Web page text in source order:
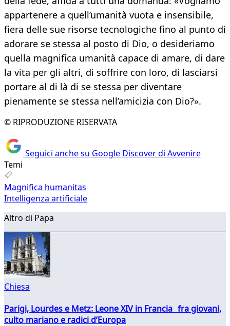
appartenere a quell’umanità vuota e insensibile,
fiera delle sue risorse tecnologiche fino al punto di
adorare se stessa al posto di Dio, o desideriamo
quella magnifica umanità capace di amare, di dare
la vita per gli altri, di soffrire con loro, di lasciarsi
portare al di là di se stessa per diventare
pienamente se stessa nell’amicizia con Dio?».
© RIPRODUZIONE RISERVATA
Seguici anche su Google Discover di Avvenire
Temi
Magnifica humanitas
Intelligenza artificiale
Altro di Papa
Chiesa
Parigi, Lourdes e Metz: Leone XIV in Francia fra giovani,
culto mariano e radici d’Europa